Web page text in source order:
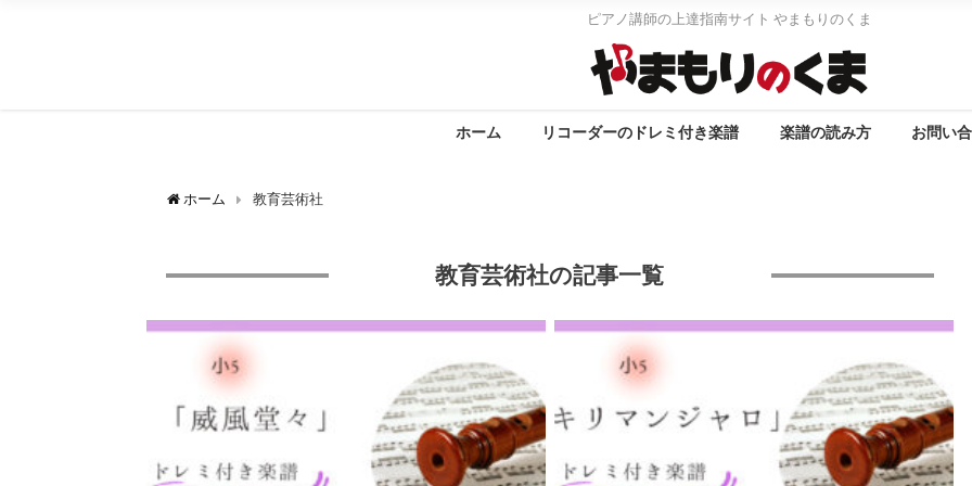
ピアノ講師の上達指南サイト やまもりのくま
ホーム リコーダーのドレミ付き楽譜 楽譜の読み方 お問い
ホーム 教育芸術社
教育芸術社の記事一覧